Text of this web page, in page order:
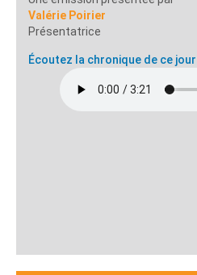
Valérie Poirier
Présentatrice
Écoutez la chronique de ce jour